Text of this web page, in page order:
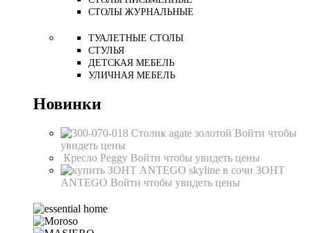
СТОЛЫ ЖУРНАЛЬНЫЕ
ТУАЛЕТНЫЕ СТОЛЫ
СТУЛЬЯ
ДЕТСКАЯ МЕБЕЛЬ
УЛИЧНАЯ МЕБЕЛЬ
Новинки
Столик agate золотой Войти чтобы
увидеть цены
Кресло Peggy Войти чтобы увидеть цены
ЗОНТ
ANTEGO Войти чтобы увидеть цены